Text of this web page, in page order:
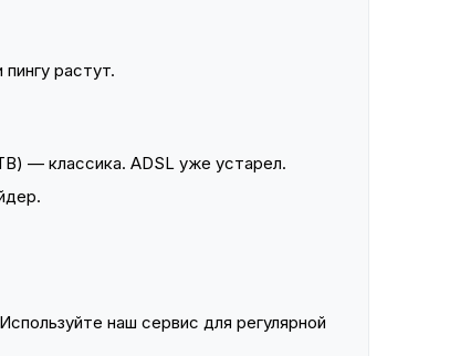
растут.
— классика. ADSL уже устарел.
наш сервис для регулярной